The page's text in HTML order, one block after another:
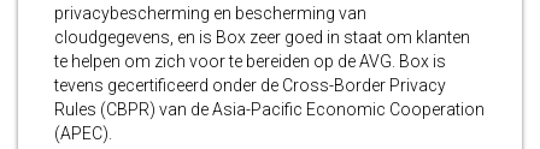
privacybescherming en bescherming van
cloudgegevens, en is Box zeer goed in staat om klanten
te helpen om zich voor te bereiden op de AVG. Box is
tevens gecertificeerd onder de Cross-Border Privacy
Rules (CBPR) van de Asia-Pacific Economic Cooperation
(APEC).